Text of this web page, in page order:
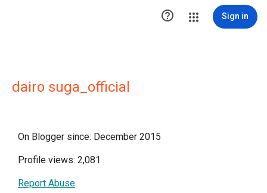
 Sign in
dairo suga_official
On Blogger since: December 2015
Profile views: 2,081
Report Abuse